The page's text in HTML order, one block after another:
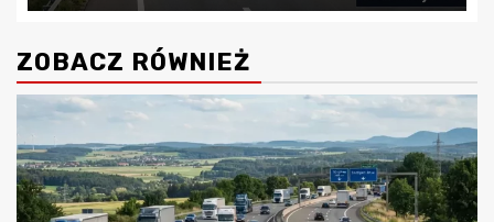
ZOBACZ RÓWNIEŻ